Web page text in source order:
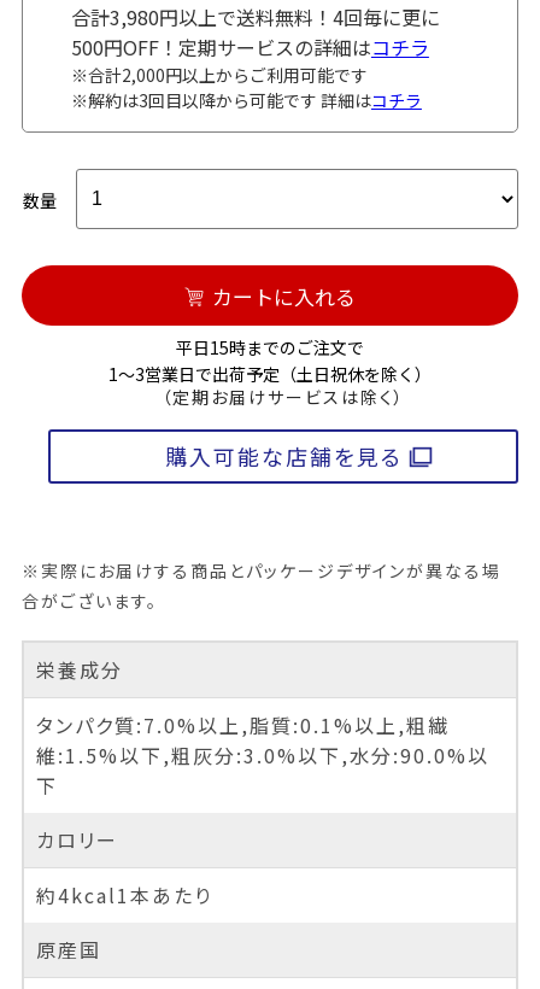
合計3,980円以上で送料無料！4回毎に更に
500円OFF！定期サービスの詳細はコチラ
※合計2,000円以上からご利用可能です
※解約は3回目以降から可能です 詳細はコチラ
数量
カートに入れる
平日15時までのご注文で
1～3営業日で出荷予定（土日祝休を除く）
（定期お届けサービスは除く）
購入可能な店舗を見る
※実際にお届けする商品とパッケージデザインが異なる場
合がございます。
栄養成分
タンパク質:7.0%以上,脂質:0.1%以上,粗繊
維:1.5%以下,粗灰分:3.0%以下,水分:90.0%以
下
カロリー
約4kcal1本あたり
原産国